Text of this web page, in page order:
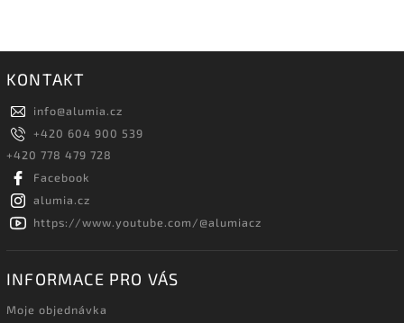
KONTAKT
info@alumia.cz
+420 604 900 539
+420 778 479 728
Facebook
alumia.cz
https://www.youtube.com/@alumiacz
INFORMACE PRO VÁS
Moje objednávka